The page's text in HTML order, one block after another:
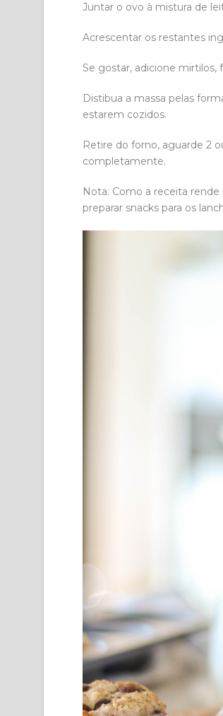
Juntar o ovo à mistura de
Acrescentar os restantes
Se gostar, adicione mirtilos,
Distibua a massa pelas
estarem cozidos.
Retire do forno, aguarde 2
completamente.
Nota: Como a receita
preparar snacks para os